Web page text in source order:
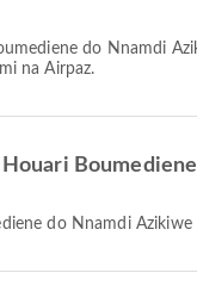
na Airpaz.
do Nnamdi